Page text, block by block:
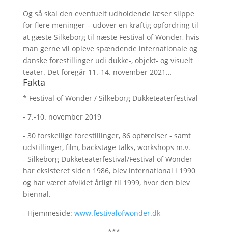
Og så skal den eventuelt udholdende læser slippe
for flere meninger – udover en kraftig opfordring til
at gæste Silkeborg til næste Festival of Wonder, hvis
man gerne vil opleve spændende internationale og
danske forestillinger udi dukke-, objekt- og visuelt
teater. Det foregår 11.-14. november 2021…
Fakta
* Festival of Wonder / Silkeborg Dukketeaterfestival
- 7.-10. november 2019
- 30 forskellige forestillinger, 86 opførelser - samt
udstillinger, film, backstage talks, workshops m.v.
- Silkeborg Dukketeaterfestival/Festival of Wonder
har eksisteret siden 1986, blev international i 1990
og har været afviklet årligt til 1999, hvor den blev
biennal.
- Hjemmeside: www.festivalofwonder.dk
***